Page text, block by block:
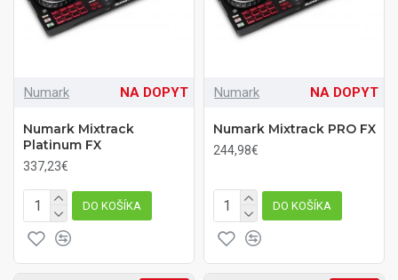
Numark NA DOPYT
Numark Mixtrack
Platinum FX
337,23€
DO KOŠÍKA
Numark NA DOPYT
Numark Mixtrack PRO FX
244,98€
DO KOŠÍKA